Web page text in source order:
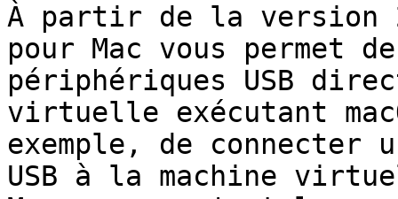
À partir de la version
pour Mac vous permet
périphériques USB
virtuelle exécutant
exemple, de connecter
USB à la machine